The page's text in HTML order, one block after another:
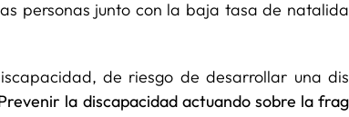
personas junto con la baja tasa de
de riesgo de desarrollar una
la discapacidad actuando sobre la